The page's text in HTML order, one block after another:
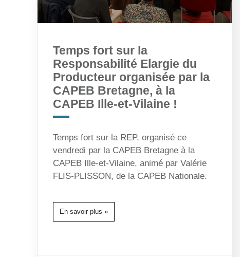
Temps fort sur la
Responsabilité Elargie du
Producteur organisée par la
CAPEB Bretagne, à la
CAPEB Ille-et-Vilaine !
Temps fort sur la REP, organisé ce
vendredi par la CAPEB Bretagne à la
CAPEB Ille-et-Vilaine, animé par Valérie
FLIS-PLISSON, de la CAPEB Nationale.
En savoir plus »